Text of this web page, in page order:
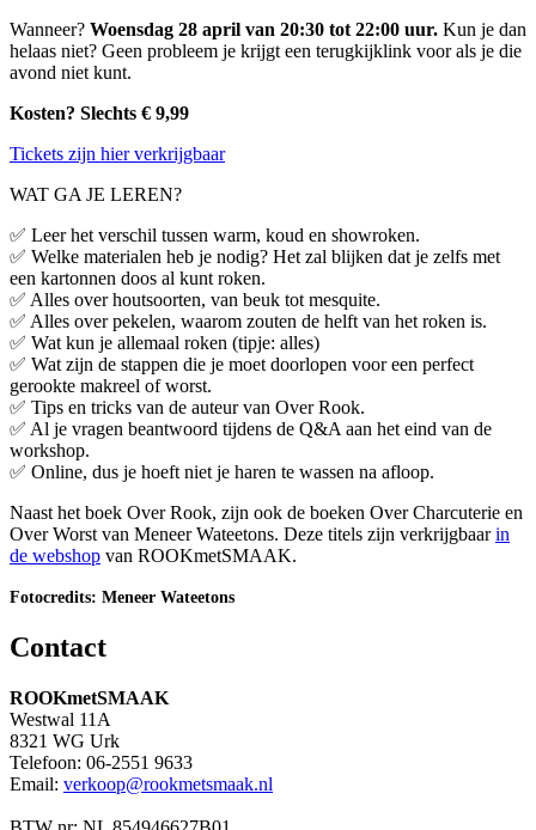
Wanneer? Woensdag 28 april van 20:30 tot 22:00 uur. Kun je dan
helaas niet? Geen probleem je krijgt een terugkijklink voor als je die
avond niet kunt.
Kosten? Slechts € 9,99
Tickets zijn hier verkrijgbaar
WAT GA JE LEREN?
✅ Leer het verschil tussen warm, koud en showroken.
✅ Welke materialen heb je nodig? Het zal blijken dat je zelfs met
een kartonnen doos al kunt roken.
✅ Alles over houtsoorten, van beuk tot mesquite.
✅ Alles over pekelen, waarom zouten de helft van het roken is.
✅ Wat kun je allemaal roken (tipje: alles)
✅ Wat zijn de stappen die je moet doorlopen voor een perfect
gerookte makreel of worst.
✅ Tips en tricks van de auteur van Over Rook.
✅ Al je vragen beantwoord tijdens de Q&A aan het eind van de
workshop.
✅ Online, dus je hoeft niet je haren te wassen na afloop.
Naast het boek Over Rook, zijn ook de boeken Over Charcuterie en
Over Worst van Meneer Wateetons. Deze titels zijn verkrijgbaarin
de webshop van ROOKmetSMAAK.
Fotocredits: Meneer Wateetons
Contact
ROOKmetSMAAK
Westwal 11A
8321 WG Urk
Telefoon: 06-2551 9633
Email: verkoop@rookmetsmaak.nl